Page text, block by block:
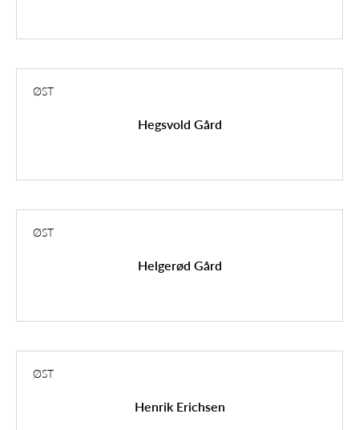
ØST
Hegsvold Gård
ØST
Helgerød Gård
ØST
Henrik Erichsen